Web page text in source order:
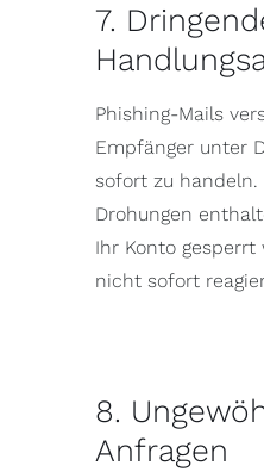
7.
Phishing-Mails
Empfänger unter
sofort zu handeln.
Drohungen
Ihr Konto
nicht sofort
8.
Anfragen